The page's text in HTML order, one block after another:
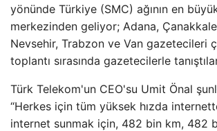
yönünde Türkiye (SMC) ağının en
merkezinden geliyor; Adana,
Nevsehir, Trabzon ve Van gazetecileri
toplantı sırasında gazetecilerle
Türk Telekom'un CEO'su Umit Önal
“Herkes için tüm yüksek hızda
internet sunmak için, 482 bin km, 482